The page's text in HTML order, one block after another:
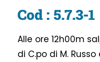
Cod : 5.7.3-1
Alle ore 12h00m
di C.po di M.